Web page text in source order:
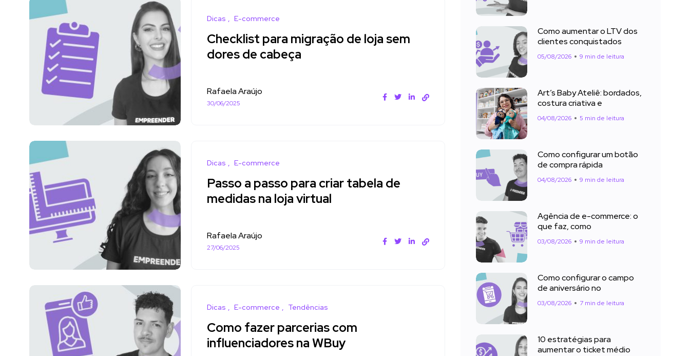
Dicas E-commerce
Checklist para migração de loja sem
dores de cabeça
Rafaela Araújo
30/06/2025
Dicas E-commerce
Passo a passo para criar tabela de
medidas na loja virtual
Rafaela Araújo
27/06/2025
Dicas E-commerce Tendências
Como fazer parcerias com
influenciadores na WBuy
Como aumentar o LTV dos
clientes conquistados
05/08/2026 9 min de leitura
Art’s Baby Ateliê: bordados,
costura criativa e
04/08/2026 5 min de leitura
Como configurar um botão
de compra rápida
04/08/2026 9 min de leitura
Agência de e-commerce: o
que faz, como
03/08/2026 9 min de leitura
Como configurar o campo
de aniversário no
03/08/2026 7 min de leitura
10 estratégias para
aumentar o ticket médio